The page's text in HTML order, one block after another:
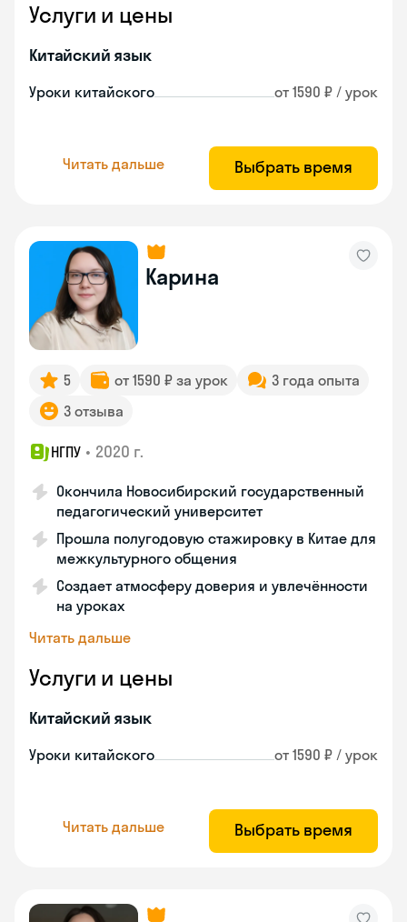
Услуги и цены
Китайский язык
Уроки китайского от 1590 ₽ / урок
Читать дальше Выбрать время
Карина
5 от 1590 ₽ за урок
3 года опыта
3 отзыва
НГПУ • 2020 г.
Окончила Новосибирский государственный
педагогический университет
Прошла полугодовую стажировку в Китае для
межкультурного общения
Создает атмосферу доверия и увлечённости
на уроках
Читать дальше
Услуги и цены
Китайский язык
Уроки китайского от 1590 ₽ / урок
Читать дальше Выбрать время